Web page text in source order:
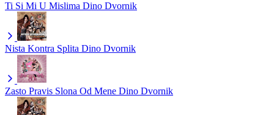
Ti Si Mi U Mislima Dino Dvornik
Nista Kontra Splita Dino Dvornik
Zasto Pravis Slona Od Mene Dino Dvornik